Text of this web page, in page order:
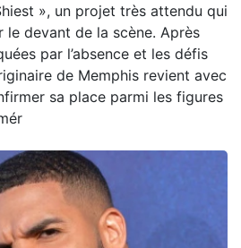
», un projet très attendu qui
le devant de la scène. Après
par l’absence et les défis
de Memphis revient avec
sa place parmi les figures